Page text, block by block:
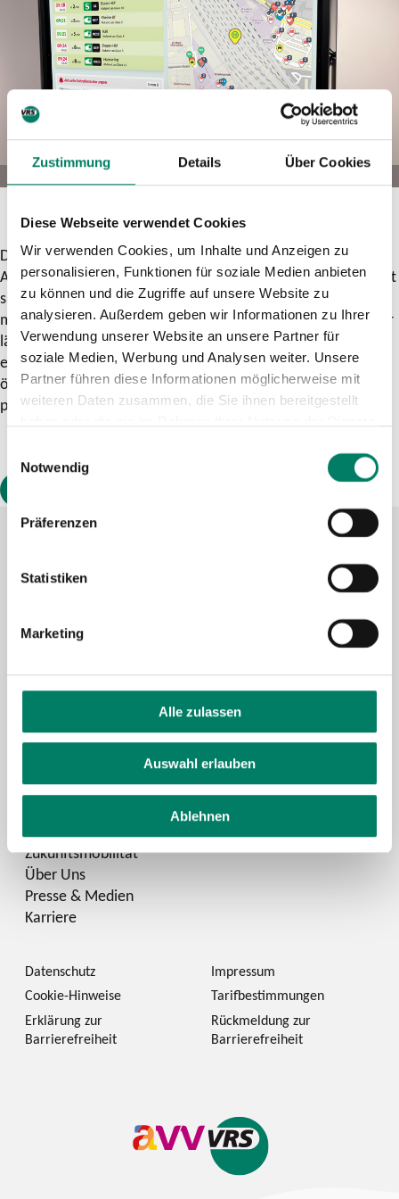
Zustimmung Details Über Cookies
Diese Webseite verwendet Cookies
Wir verwenden Cookies, um Inhalte und Anzeigen zu
personalisieren, Funktionen für soziale Medien anbieten
zu können und die Zugriffe auf unsere Website zu
analysieren. Außerdem geben wir Informationen zu Ihrer
Verwendung unserer Website an unsere Partner für
soziale Medien, Werbung und Analysen weiter. Unsere
Partner führen diese Informationen möglicherweise mit
weiteren Daten zusammen, die Sie ihnen bereitgestellt
Notwendig
Präferenzen
Statistiken
Marketing
Alle zulassen
Auswahl erlauben
Ablehnen
Der VRS-Abfahrtsmonitor zeigt stets die aktuellen
Abfahrtszeiten an den ausgewählten Haltestellen an und lässt
sich bedarfsgerecht durch eine Umgebungskarte (inklusive
multimodaler Angebote) und Ereignismeldungen ergänzen. Er
lässt sich individuell für bis zu zwei Abfahrts-Haltestellen
einrichten und auf großen Displays bspw. in Foyers
öffentlicher Einrichtungen, in Geschäften oder Unternehmen
platzieren.
Facebook
Instagram
Kontaktformular
Schlaue Nummer
Zukunftsmobilität
Über Uns
Presse & Medien
Karriere
Datenschutz
Impressum
Cookie-Hinweise
Tarifbestimmungen
Erklärung zur
Barrierefreiheit
Rückmeldung zur
Barrierefreiheit